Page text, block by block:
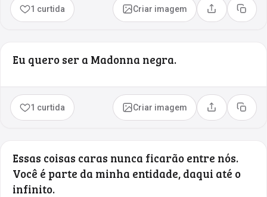
1 curtida Criar imagem Compartilhar
Copiar
Eu quero ser a Madonna negra.
1 curtida Criar imagem Compartilhar
Copiar
Essas coisas caras nunca ficarão entre nós.
Você é parte da minha entidade, daqui até o
infinito.